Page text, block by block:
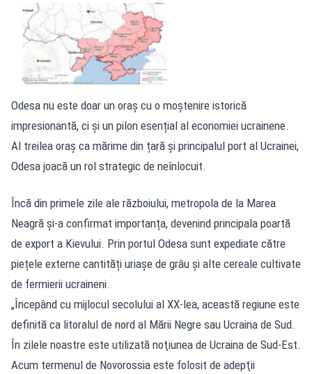
Odesa nu este doar un oraș cu o moștenire istorică
impresionantă, ci și un pilon esențial al economiei ucrainene.
Al treilea oraș ca mărime din țară și principalul port al Ucrainei,
Odesa joacă un rol strategic de neînlocuit.
Încă din primele zile ale războiului, metropola de la Marea
Neagră și-a confirmat importanța, devenind principala poartă
de export a Kievului. Prin portul Odesa sunt expediate către
piețele externe cantități uriașe de grâu și alte cereale cultivate
de fermierii ucraineni.
„Începând cu mijlocul secolului al XX-lea, această regiune este
definită ca litoralul de nord al Mării Negre sau Ucraina de Sud.
În zilele noastre este utilizată noţiunea de Ucraina de Sud-Est.
Acum termenul de Novorossia este folosit de adepţii